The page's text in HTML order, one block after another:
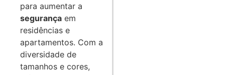
para aumentar a
segurança em
residências e
apartamentos. Com a
diversidade de
tamanhos e cores,